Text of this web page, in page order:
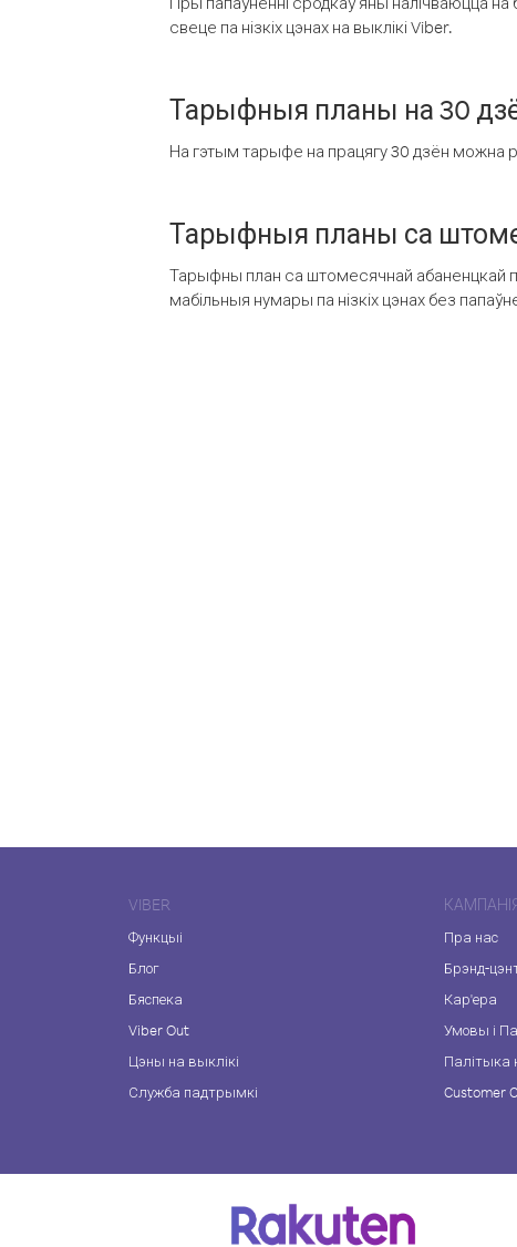
свеце па нізкіх цэнах на выклікі Viber.
Тарыфныя планы на 30
На гэтым тарыфе на працягу 30 дзён можна
Тарыфныя планы са
Тарыфны план са штомесячнай абаненцкай
мабільныя нумары па нізкіх цэнах без
VIBER
Функцыі
Блог
Бяспека
Viber Out
Цэны на выклікі
Служба падтрымкі
Пра нас
Брэнд-
Кар'ера
Умовы і
Палітыка
Customer